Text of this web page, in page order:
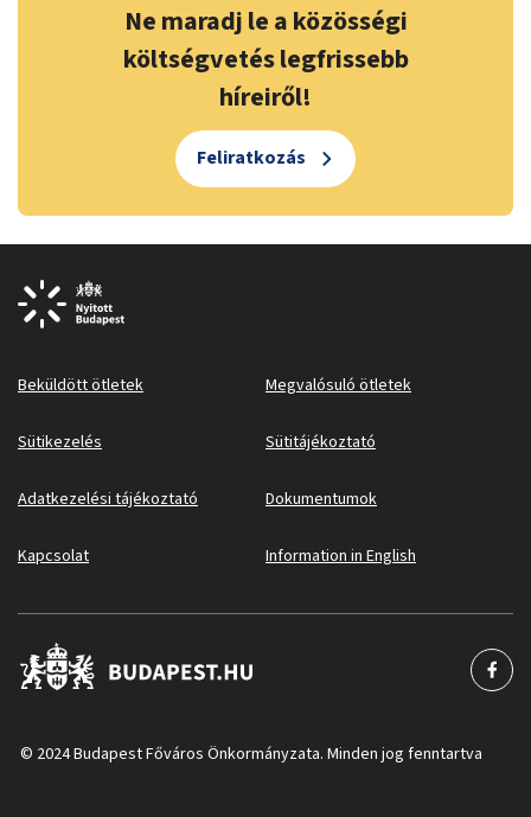
Ne maradj le a közösségi
költségvetés legfrissebb
híreiről!
Feliratkozás
Beküldött ötletek Megvalósuló ötletek
Sütikezelés Sütitájékoztató
Adatkezelési tájékoztató Dokumentumok
Kapcsolat Information in English
© 2024 Budapest Főváros Önkormányzata. Minden jog fenntartva